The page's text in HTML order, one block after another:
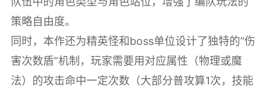
策略自由度。
同时，本作还为精英怪和boss单位设计了独特的“伤
害次数盾”机制，玩家需要用对应属性（物理或魔
法）的攻击命中一定次数（大部分普攻算1次，技能